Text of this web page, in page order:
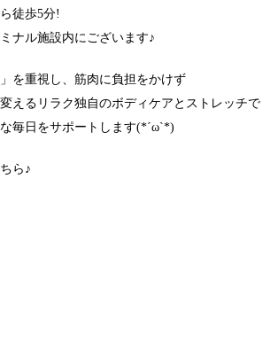
徒歩5分!
ナル施設内にございます♪
を重視し、筋肉に負担をかけず
えるリラク独自のボディケアとストレッチで
毎日をサポートします(*´ω`*)
ら♪